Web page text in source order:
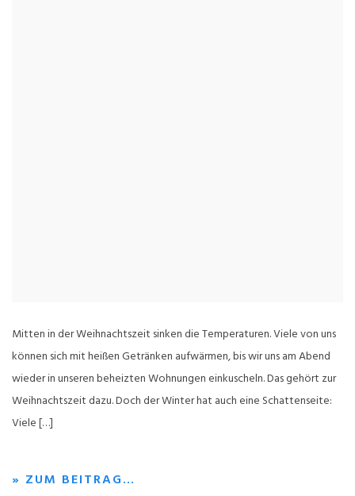
Mitten in der Weihnachtszeit sinken die Temperaturen. Viele von uns
können sich mit heißen Getränken aufwärmen, bis wir uns am Abend
wieder in unseren beheizten Wohnungen einkuscheln. Das gehört zur
Weihnachtszeit dazu. Doch der Winter hat auch eine Schattenseite:
Viele […]
» ZUM BEITRAG…